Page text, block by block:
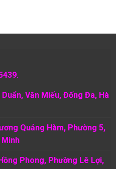
Văn Miếu, Đống Đa, Hà
Quảng Hàm, Phường 5,
Minh
Phong, Phường Lê Lợi,